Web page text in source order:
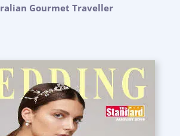
Gourmet Traveller